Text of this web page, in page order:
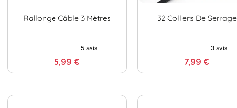
Rallonge Câble 3 Mètres
5,99 €
32 Colliers De Serrage
7,99 €